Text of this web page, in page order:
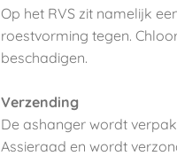
Op het RVS zit namelijk
roestvorming tegen.
beschadigen.
Verzending
De ashanger wordt
Assieraad en wordt